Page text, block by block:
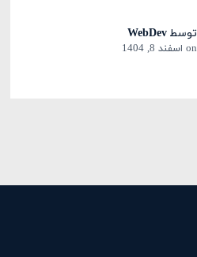
توسطWebDev
on اسفند 8, 1404